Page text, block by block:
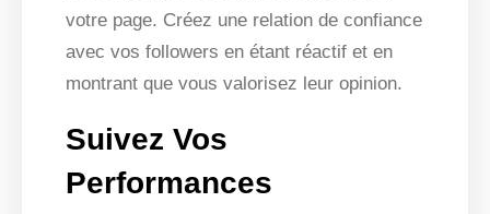
votre page. Créez une relation de confiance
avec vos followers en étant réactif et en
montrant que vous valorisez leur opinion.
Suivez Vos
Performances